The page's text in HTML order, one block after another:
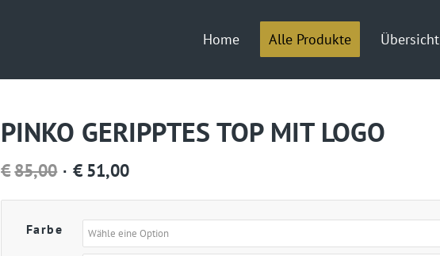
Home Alle Produkte Übersicht
PINKO GERIPPTES TOP MIT LOGO
€85,00 Ursprünglicher
Preis
war:
€85,00
€ 51,00Aktueller
Preis
ist:
€51,00.
Farbe